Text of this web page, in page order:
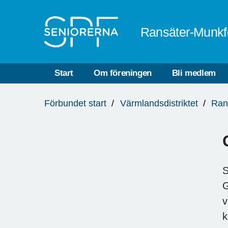
Ransäter-
Start Om föreningen Bli medlem
är
Förbundet start Värmlandsdistriktet